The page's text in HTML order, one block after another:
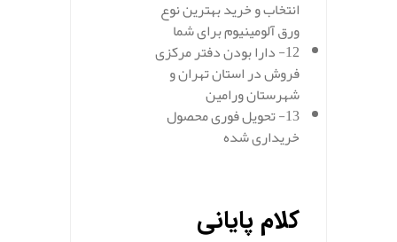
انتخاب و خرید بهترین نوع
ورق آلومینیوم برای شما
12- دارا بودن دفتر مرکزی
فروش در استان تهران و
شهرستان ورامین
13- تحویل فوری محصول
خریداری شده
کلام پایانی